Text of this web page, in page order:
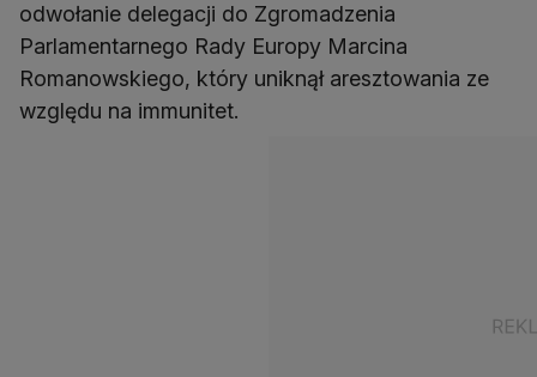
odwołanie delegacji do Zgromadzenia
Parlamentarnego Rady Europy Marcina
Romanowskiego, który uniknął aresztowania ze
względu na immunitet.